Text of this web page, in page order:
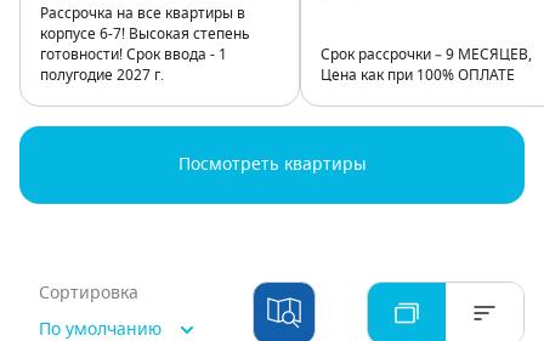
Рассрочка на все квартиры в
корпусе 6-7! Высокая степень
готовности! Срок ввода - 1
полугодие 2027 г.
Срок рассрочки – 9 МЕСЯЦЕВ,
Цена как при 100% ОПЛАТЕ
Посмотреть квартиры
Сортировка
По умолчанию